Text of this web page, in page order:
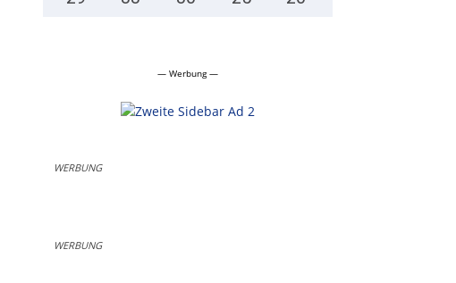
— Werbung —
WERBUNG
WERBUNG